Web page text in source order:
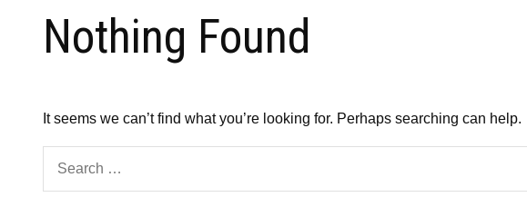
Nothing Found
It seems we can’t find what you’re looking for. Perhaps searching can help.